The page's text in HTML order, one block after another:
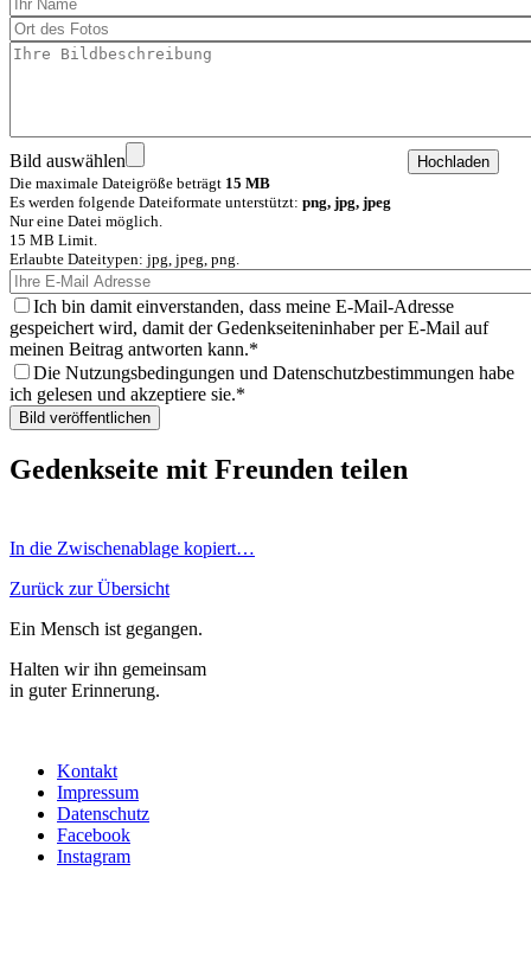
Bild auswählen
Die maximale Dateigröße beträgt 15 MB
Es werden folgende Dateiformate unterstützt: png, jpg, jpeg
Nur eine Datei möglich.
15 MB Limit.
Erlaubte Dateitypen: jpg, jpeg, png.
Ich bin damit einverstanden, dass meine E-Mail-Adresse
gespeichert wird, damit der Gedenkseiteninhaber per E-Mail auf
meinen Beitrag antworten kann.
Die Nutzungsbedingungen und Datenschutzbestimmungen habe
ich gelesen und akzeptiere sie.
Gedenkseite mit Freunden teilen
In die Zwischenablage kopiert…
Zurück zur Übersicht
Ein Mensch ist gegangen.
Halten wir ihn gemeinsam
in guter Erinnerung.
Kontakt
Impressum
Datenschutz
Facebook
Instagram